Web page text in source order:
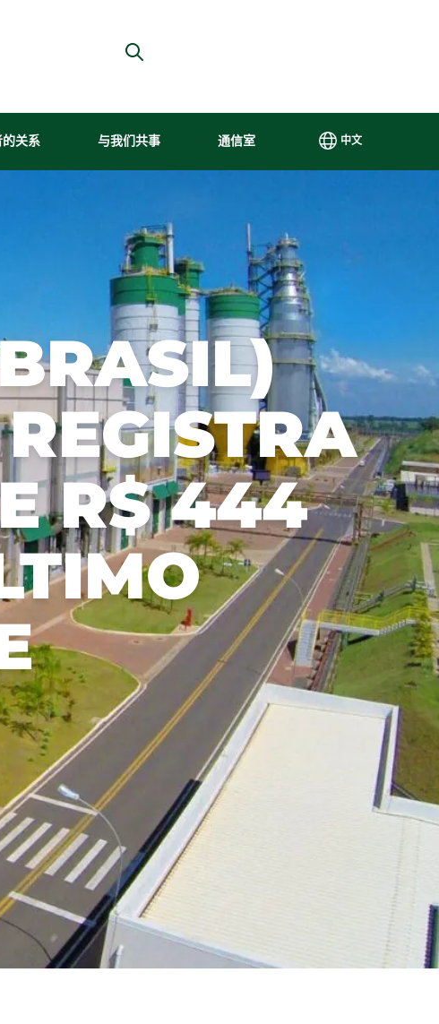
社区
更高效、更可持续
我们的生产是负责任
的，符合可持续发展
的要求，并确保自然
资源对当代和后代的
可持续性。
Salarial
治理
巴西
埃尔
多拉
多采
用最
佳的
公司
治理
实践
和标
准，
优先
考虑
与我
们的
利益
相关
者和
市场
的透
明
度。
关系 与我们共事
在国际市场上
继续增长的战
略驱动力之
一。
通信室
内容中心
我们重视
与记者以
及地方、
区域和国
家媒体的
透明关
系。
中文
R$ 444